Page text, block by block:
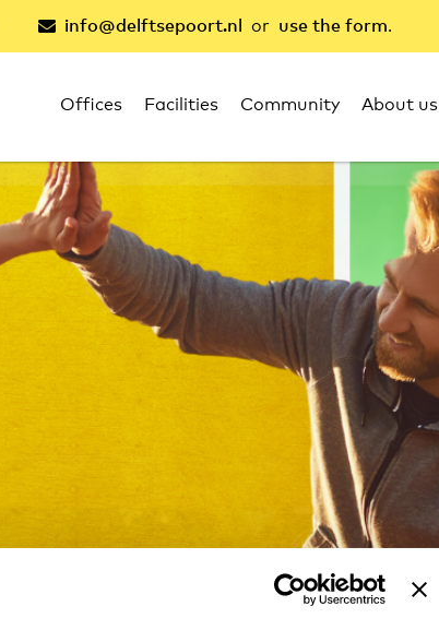
info@delftsepoort.nl or use the form.
Offices Facilities Community About us